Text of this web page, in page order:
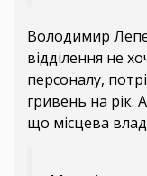
Володимир
відділення не
персоналу,
гривень на рік.
що місцева